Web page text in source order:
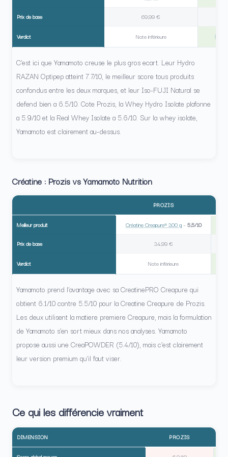
Prix de base 69,99 €
Verdict Note inférieure
C’est ici que Yamamoto creuse le plus gros ecart. Leur Hydro
RAZAN Optipep atteint 7.7/10, le meilleur score tous produits
confondus entre les deux marques, et leur Iso-FUJI Natural se
defend bien a 6.5/10. Cote Prozis, la Whey Hydro Isolate plafonne
a 5.9/10 et la Real Whey Isolate a 5.6/10. Sur la whey isolate,
Yamamoto est clairement au-dessus.
Créatine : Prozis vs Yamamoto Nutrition
PROZIS
Meilleur produit Créatine Creapure® 300 g–5,5/10
Prix de base 34,99 €
Verdict Note inférieure
Yamamoto prend l’avantage avec sa CreatinePRO Creapure qui
obtient 6.1/10 contre 5.5/10 pour la Creatine Creapure de Prozis.
Les deux utilisent la matiere premiere Creapure, mais la formulation
de Yamamoto s’en sort mieux dans nos analyses. Yamamoto
propose aussi une CreaPOWDER (5.4/10), mais c’est clairement
leur version premium qu’il faut viser.
Ce qui les différencie vraiment
DIMENSION PROZIS